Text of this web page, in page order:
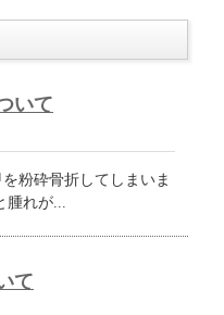
いて
粉砕骨折してしまいま
腫れが...
て